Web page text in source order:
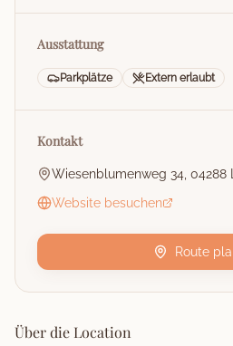
Ausstattung
Parkplätze Extern erlaubt
Kontakt
Wiesenblumenweg 34, 04288
Website besuchen
Route
Über die Location